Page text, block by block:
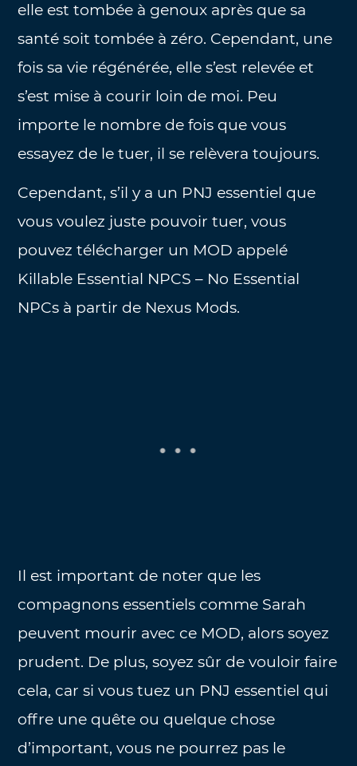
elle est tombée à genoux après que sa
santé soit tombée à zéro. Cependant, une
fois sa vie régénérée, elle s’est relevée et
s’est mise à courir loin de moi. Peu
importe le nombre de fois que vous
essayez de le tuer, il se relèvera toujours.
Cependant, s’il y a un PNJ essentiel que
vous voulez juste pouvoir tuer, vous
pouvez télécharger un MOD appelé
Killable Essential NPCS – No Essential
NPCs à partir de Nexus Mods.
Il est important de noter que les
compagnons essentiels comme Sarah
peuvent mourir avec ce MOD, alors soyez
prudent. De plus, soyez sûr de vouloir faire
cela, car si vous tuez un PNJ essentiel qui
offre une quête ou quelque chose
d’important, vous ne pourrez pas le